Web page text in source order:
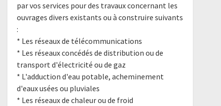
par vos services pour des travaux concernant les
ouvrages divers existants ou à construire suivants
:
* Les réseaux de télécommunications
* Les réseaux concédés de distribution ou de
transport d'électricité ou de gaz
* L'adduction d'eau potable, acheminement
d'eaux usées ou pluviales
* Les réseaux de chaleur ou de froid